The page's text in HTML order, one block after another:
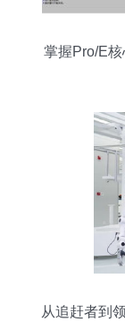
掌握Pro/E
从追赶者到